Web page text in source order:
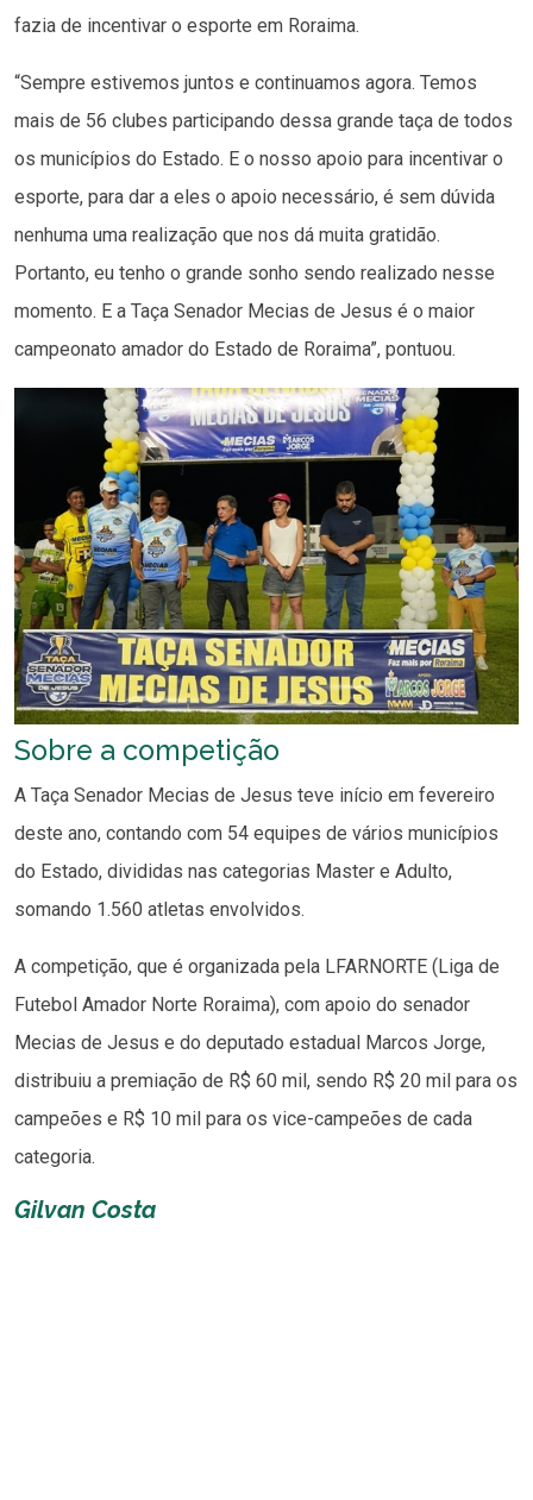
fazia de incentivar o esporte em Roraima.
“Sempre estivemos juntos e continuamos agora. Temos
mais de 56 clubes participando dessa grande taça de todos
os municípios do Estado. E o nosso apoio para incentivar o
esporte, para dar a eles o apoio necessário, é sem dúvida
nenhuma uma realização que nos dá muita gratidão.
Portanto, eu tenho o grande sonho sendo realizado nesse
momento. E a Taça Senador Mecias de Jesus é o maior
campeonato amador do Estado de Roraima”, pontuou.
Sobre a competição
A Taça Senador Mecias de Jesus teve início em fevereiro
deste ano, contando com 54 equipes de vários municípios
do Estado, divididas nas categorias Master e Adulto,
somando 1.560 atletas envolvidos.
A competição, que é organizada pela LFARNORTE (Liga de
Futebol Amador Norte Roraima), com apoio do senador
Mecias de Jesus e do deputado estadual Marcos Jorge,
distribuiu a premiação de R$ 60 mil, sendo R$ 20 mil para os
campeões e R$ 10 mil para os vice-campeões de cada
categoria.
Gilvan Costa